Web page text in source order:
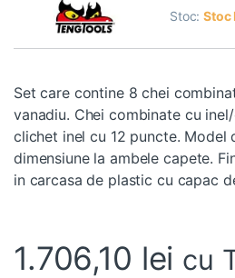
Stoc:Stoc
Set care contine 8 chei
vanadiu. Chei combinate cu
clichet inel cu 12 puncte. Model
dimensiune la ambele capete.
in carcasa de plastic cu capac
1.706,10 lei cu